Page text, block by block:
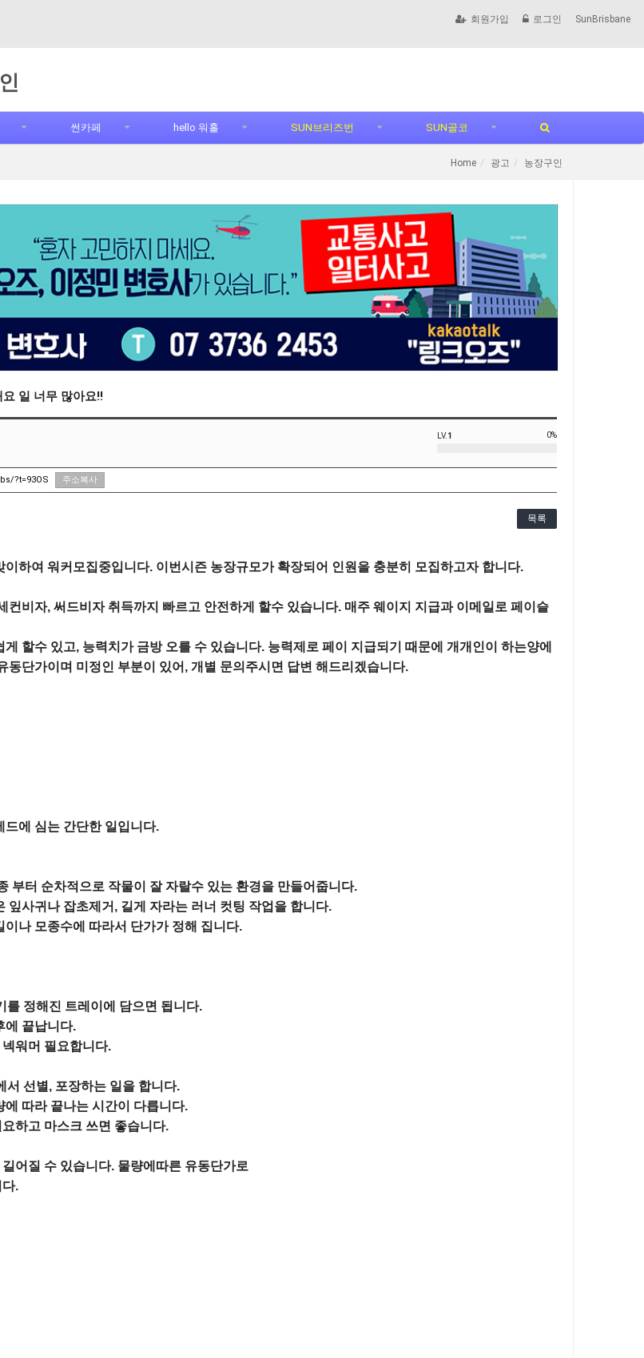
회원가입 로그인 SunBrisbane
썬카페 hello 워홀 SUN브리즈번 SUN골코
Home 광고 농장구인
일 너무 많아요!!
LV.1 0%
?t=93OS 주소복사
목록
이하여 워커모집중입니다. 이번시즌 농장규모가 확장되어 인원을 충분히 모집하고자 합니다.
컨비자, 써드비자 취득까지 빠르고 안전하게 할수 있습니다. 매주 웨이지 지급과 이메일로 페이슬
할수 있고, 능력치가 금방 오를 수 있습니다. 능력제로 페이 지급되기 때문에 개개인이 하는양에
동단가이며 미정인 부분이 있어, 개별 문의주시면 답변 해드리겠습니다.
드에 심는 간단한 일입니다.
부터 순차적으로 작물이 잘 자랄수 있는 환경을 만들어줍니다.
잎사귀나 잡초제거, 길게 자라는 러너 컷팅 작업을 합니다.
나 모종수에 따라서 단가가 정해 집니다.
를 정해진 트레이에 담으면 됩니다.
에 끝납니다.
워머 필요합니다.
서 선별, 포장하는 일을 합니다.
에 따라 끝나는 시간이 다릅니다.
하고 마스크 쓰면 좋습니다.
어질 수 있습니다. 물량에따른 유동단가로
.